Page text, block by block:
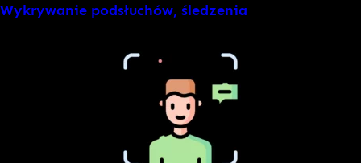
Wykrywanie podsłuchów, śledzenia